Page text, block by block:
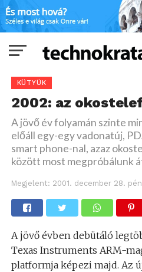
KÜTYÜK
2002: az
A jövő év folyamán szinte
előáll egy-egy vadonatúj,
smart phone-nal, azaz
között most megpróbálunk
Megjelent: 2001. december 28.
A jövő évben debütáló
Texas Instruments ARM-
platformja képezi majd. Az